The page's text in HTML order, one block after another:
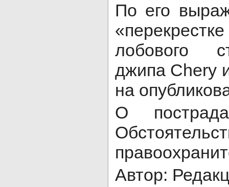
По его
лобового
джипа Chery
на
О
Автор: